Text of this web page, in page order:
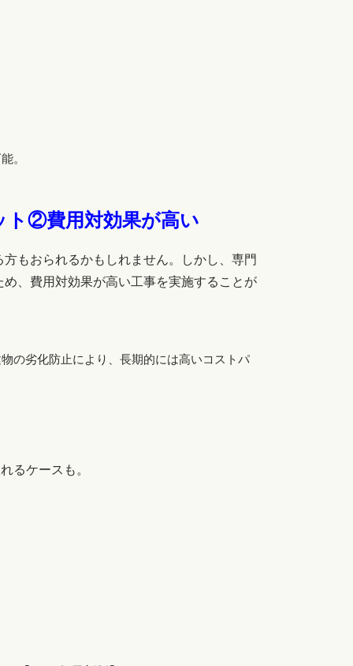
。
ト②費用対効果が高い
もおられるかもしれません。しかし、専門
、費用対効果が高い工事を実施することが
の劣化防止により、長期的には高いコストパ
るケースも。